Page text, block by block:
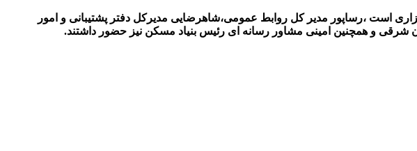
است ،رساپور مدیر کل روابط عمومی،شاهرضایی مدیرکل دفتر پشتیبانی و امور
شرقی و همچنین امینی مشاور رسانه ای رئیس بنیاد مسکن نیز حضور داشتند.